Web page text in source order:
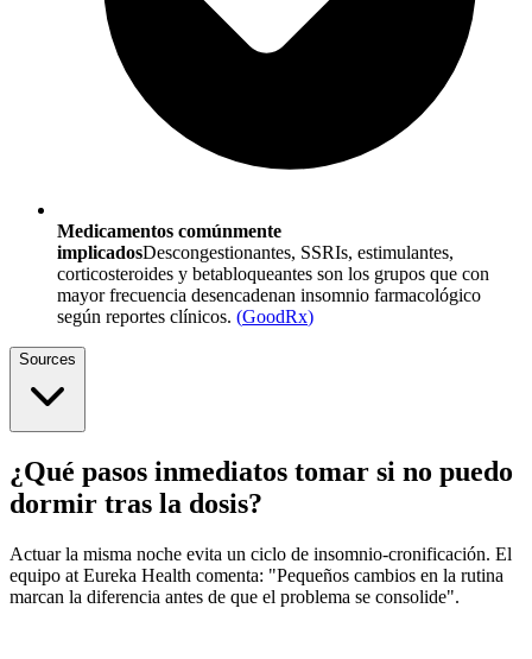
Medicamentos comúnmente
implicadosDescongestionantes, SSRIs, estimulantes,
corticosteroides y betabloqueantes son los grupos que con
mayor frecuencia desencadenan insomnio farmacológico
según reportes clínicos. (GoodRx)
Sources
¿Qué pasos inmediatos tomar si no puedo
dormir tras la dosis?
Actuar la misma noche evita un ciclo de insomnio-cronificación. El
equipo at Eureka Health comenta: "Pequeños cambios en la rutina
marcan la diferencia antes de que el problema se consolide".